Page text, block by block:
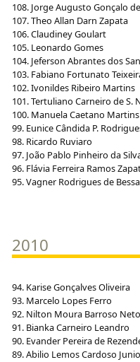
108. Jorge Augusto Gonçalo
107. Theo Allan Darn Zapata
106. Claudiney Goulart
105. Leonardo Gomes
104. Jeferson Abrantes dos
103. Fabiano Fortunato
102. Ivonildes Ribeiro Martins
101. Tertuliano Carneiro de S.
100. Manuela Caetano
99. Eunice Cândida P.
98. Ricardo Ruviaro
97. João Pablo Pinheiro da
96. Flávia Ferreira Ramos
95. Vagner Rodrigues de Bessa
2010
94. Karise Gonçalves Oliveira
93. Marcelo Lopes Ferro
92. Nilton Moura Barroso Neto
91. Bianka Carneiro Leandro
90. Evander Pereira de
89. Abilio Lemos Cardoso